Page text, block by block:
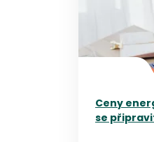
Ceny
se